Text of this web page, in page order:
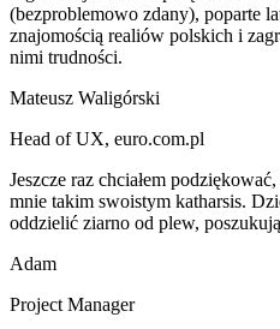
(bezproblemowo zdany), poparte
znajomością realiów polskich i
nimi trudności.
Mateusz Waligórski
Head of UX, euro.com.pl
Jeszcze raz chciałem
mnie takim swoistym katharsis.
oddzielić ziarno od plew,
Adam
Project Manager